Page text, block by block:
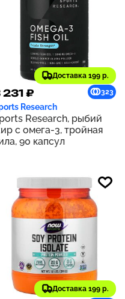
Доставка 199 р.
231 ₽ 323
Research
Research, рыбий
с омега-3, тройная
90 капсул
Доставка 199 р.